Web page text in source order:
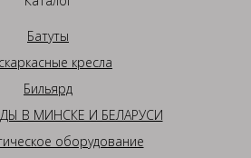
Батуты
кресла
Бильярд
В МИНСКЕ И БЕЛАРУСИ
оборудование